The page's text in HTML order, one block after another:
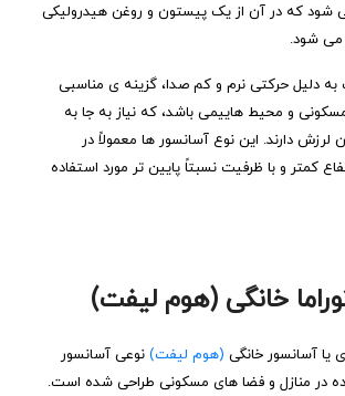
‌شود که در آن از یک پیستون و روغن هیدرولیکی
می‌ شود.
دلیل حرکتی نرم و کم‌ صدا، گزینه ‌ی مناسبی
و محیط‌ هاییمی باشد، که نیاز به جا به
لرزش دارند. این نوع آسانسور ها معمولاً در
کمتر و با ظرفیت نسبتاً پایین‌ تر مورد استفاده
خانگی (هوم لیفت)
آسانسور خانگی (هوم لیفت) نوعی آسانسور
در منازل و فضا های مسکونی طراحی شده است.